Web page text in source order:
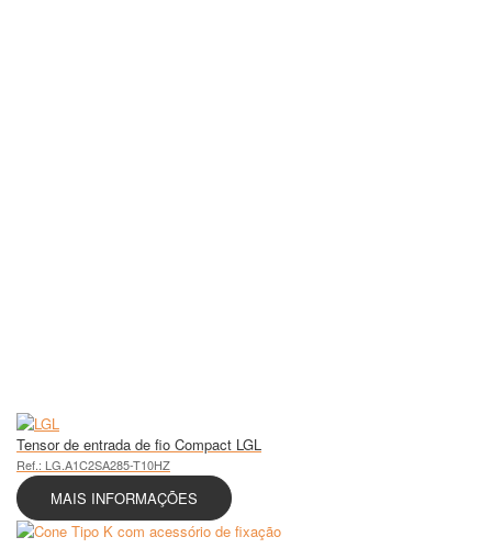
Tensor de entrada de fio Compact LGL
Ref.: LG.A1C2SA285-T10HZ
MAIS INFORMAÇÕES